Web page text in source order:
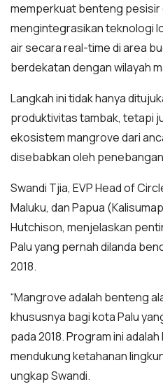
memperkuat benteng pesisir
mengintegrasikan teknologi
air secara real-time di area
berdekatan dengan wilayah
Langkah ini tidak hanya
produktivitas tambak, tetapi
ekosistem mangrove dari
disebabkan oleh
Swandi Tjia, EVP Head of
Maluku, dan Papua
Hutchison, menjelaskan
Palu yang pernah dilanda
2018.
“Mangrove adalah benteng
khususnya bagi kota Palu
pada 2018. Program ini
mendukung ketahanan
ungkap Swandi.